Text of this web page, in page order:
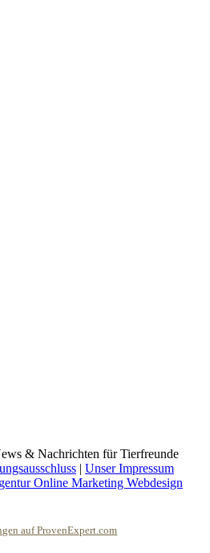
& Nachrichten für Tierfreunde
| Unser Impressum
Online Marketing Webdesign
auf ProvenExpert.com